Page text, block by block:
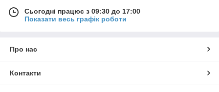
Сьогодні працює з 09:30 до 17:00
Показати весь графік роботи
Про нас
Контакти